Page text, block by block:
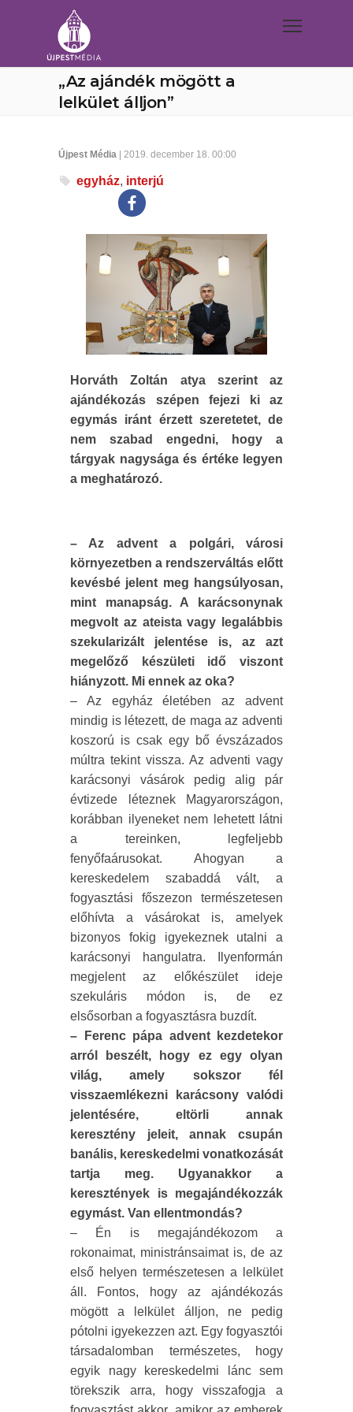
„Az ajándék mögött a
lelkület álljon”
Újpest Média | 2019. december 18. 00:00
egyház, interjú
Horváth Zoltán atya szerint az
ajándékozás szépen fejezi ki az
egymás iránt érzett szeretetet, de
nem szabad engedni, hogy a
tárgyak nagysága és értéke legyen
a meghatározó.
– Az advent a polgári, városi
környezetben a rendszerváltás előtt
kevésbé jelent meg hangsúlyosan,
mint manapság. A karácsonynak
megvolt az ateista vagy legalábbis
szekularizált jelentése is, az azt
megelőző készületi idő viszont
hiányzott. Mi ennek az oka?
– Az egyház életében az advent
mindig is létezett, de maga az adventi
koszorú is csak egy bő évszázados
múltra tekint vissza. Az adventi vagy
karácsonyi vásárok pedig alig pár
évtizede léteznek Magyarországon,
korábban ilyeneket nem lehetett látni
a tereinken, legfeljebb
fenyőfaárusokat. Ahogyan a
kereskedelem szabaddá vált, a
fogyasztási főszezon természetesen
előhívta a vásárokat is, amelyek
bizonyos fokig igyekeznek utalni a
karácsonyi hangulatra. Ilyenformán
megjelent az előkészület ideje
szekuláris módon is, de ez
elsősorban a fogyasztásra buzdít.
– Ferenc pápa advent kezdetekor
arról beszélt, hogy ez egy olyan
világ, amely sokszor fél
visszaemlékezni karácsony valódi
jelentésére, eltörli annak
keresztény jeleit, annak csupán
banális, kereskedelmi vonatkozását
tartja meg. Ugyanakkor a
keresztények is megajándékozzák
egymást. Van ellentmondás?
– Én is megajándékozom a
rokonaimat, ministránsaimat is, de az
első helyen természetesen a lelkület
áll. Fontos, hogy az ajándékozás
mögött a lelkület álljon, ne pedig
pótolni igyekezzen azt. Egy fogyasztói
társadalomban természetes, hogy
egyik nagy kereskedelmi lánc sem
törekszik arra, hogy visszafogja a